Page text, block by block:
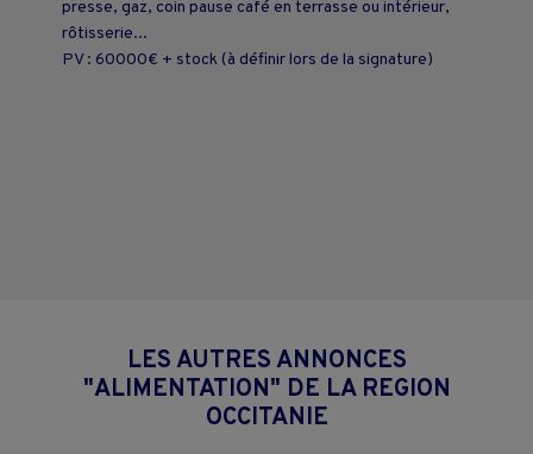
presse, gaz, coin pause café en terrasse ou intérieur,
rôtisserie...
PV : 60000€ + stock (à définir lors de la signature)
LES AUTRES ANNONCES
"ALIMENTATION" DE LA REGION
OCCITANIE